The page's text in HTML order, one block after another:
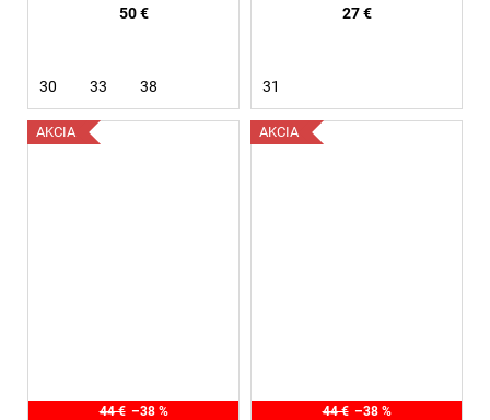
50 €
30 33 38
27 €
31
AKCIA
44 € –38 %
AKCIA
44 € –38 %